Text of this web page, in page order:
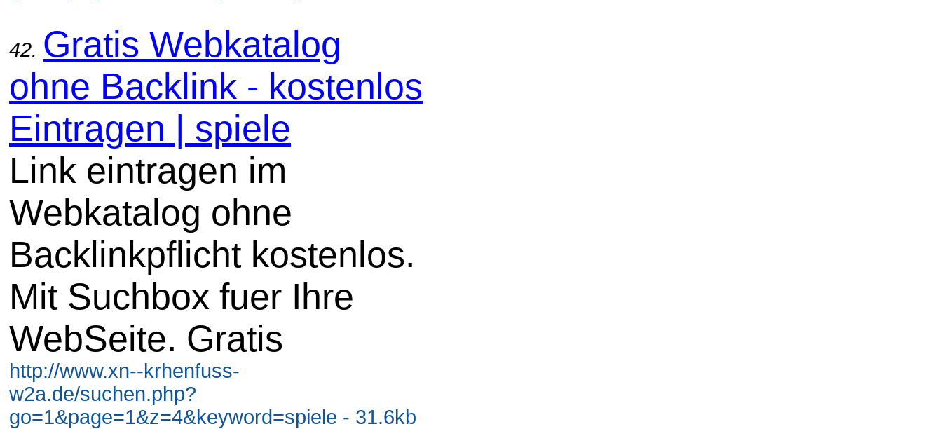
42. Gratis Webkatalog
ohne Backlink - kostenlos
Eintragen | spiele
Link eintragen im
Webkatalog ohne
Backlinkpflicht kostenlos.
Mit Suchbox fuer Ihre
WebSeite. Gratis
http://www.xn--krhenfuss-
w2a.de/suchen.php?
go=1&page=1&z=4&keyword=spiele - 31.6kb